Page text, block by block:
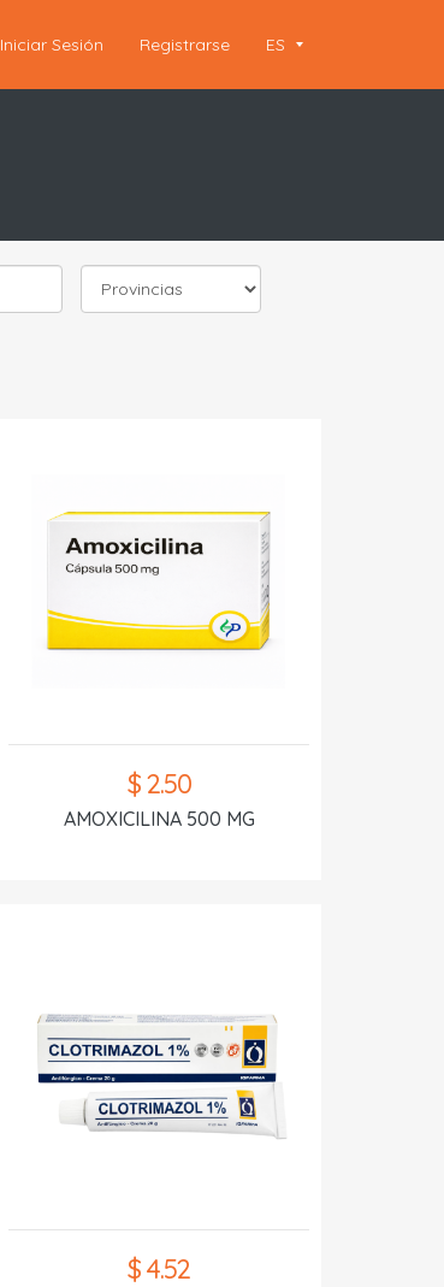
Iniciar Sesión Registrarse ES
$ 2.50
AMOXICILINA 500 MG
$ 4.52